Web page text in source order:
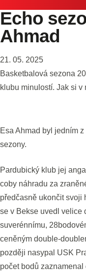
Echo
Ahmad
21. 05. 2025
Basketbalová sezona
klubu minulostí. Jak si
Esa Ahmad byl jedním
sezony.
Pardubický klub jej
coby náhradu za
předčasně ukončit svoji
se v Bekse uvedl velice
suverénnímu,
ceněným double-
později nasypal USK
počet bodů